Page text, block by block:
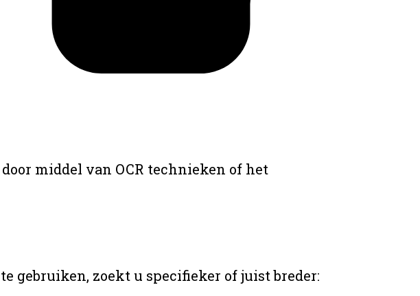
middel van OCR technieken of het
gebruiken, zoekt u specifieker of juist breder: